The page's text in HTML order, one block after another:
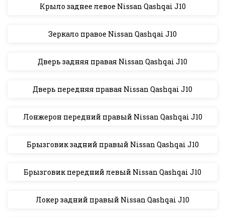
Крыло заднее левое Nissan Qashqai J10
Зеркало правое Nissan Qashqai J10
Дверь задняя правая Nissan Qashqai J10
Дверь передняя правая Nissan Qashqai J10
Лонжерон передний правый Nissan Qashqai J10
Брызговик задний правый Nissan Qashqai J10
Брызговик передний левый Nissan Qashqai J10
Локер задний правый Nissan Qashqai J10